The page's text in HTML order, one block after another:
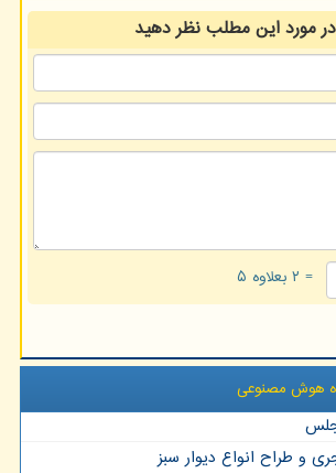
در مورد این مطلبنظر دهید
= ۲ بعلاوه ۵
هوش مصنوعی
و طراح انواع دیوار سبز